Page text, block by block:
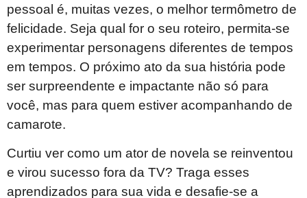
pessoal é, muitas vezes, o melhor termômetro de
felicidade. Seja qual for o seu roteiro, permita-se
experimentar personagens diferentes de tempos
em tempos. O próximo ato da sua história pode
ser surpreendente e impactante não só para
você, mas para quem estiver acompanhando de
camarote.
Curtiu ver como um ator de novela se reinventou
e virou sucesso fora da TV? Traga esses
aprendizados para sua vida e desafie-se a